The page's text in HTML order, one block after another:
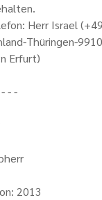
Herr Israel
Thüringen-
Erfurt)
- -
2013